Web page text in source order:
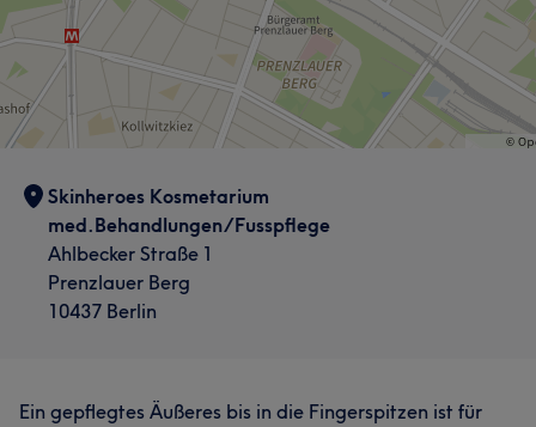
Skinheroes Kosmetarium
med.Behandlungen/Fusspflege
Ahlbecker Straße 1
Prenzlauer Berg
10437 Berlin
Ein gepflegtes Äußeres bis in die Fingerspitzen ist für